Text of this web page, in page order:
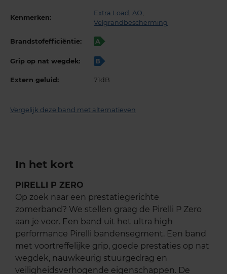
Kenmerken:
Extra Load , AO,
Velgrandbescherming
Brandstofefficiëntie: A
Grip op nat wegdek: B
Extern geluid: 71dB
Vergelijk deze band met alternatieven
In het kort
PIRELLI P ZERO
Op zoek naar een prestatiegerichte
zomerband? We stellen graag de Pirelli P Zero
aan je voor. Een band uit het ultra high
performance Pirelli bandensegment. Een band
met voortreffelijke grip, goede prestaties op nat
wegdek, nauwkeurig stuurgedrag en
veiligheidsverhogende eigenschappen. De